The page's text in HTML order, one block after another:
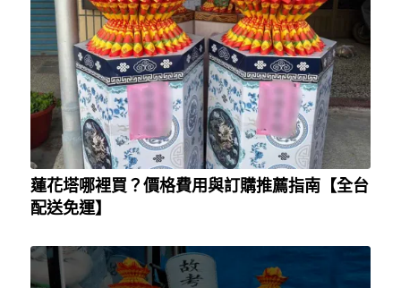
蓮花塔哪裡買？價格費用與訂購推薦指南【全台
配送免運】